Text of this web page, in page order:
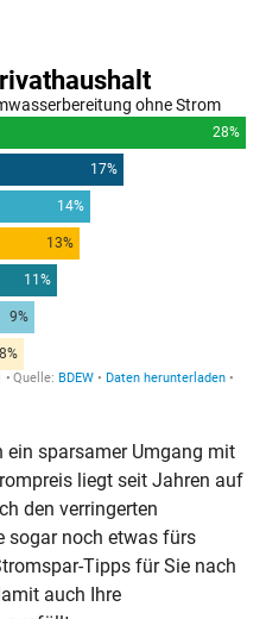
sparsamer Umgang mit
liegt seit Jahren auf
den verringerten
sogar noch etwas fürs
Tipps für Sie nach
auch Ihre